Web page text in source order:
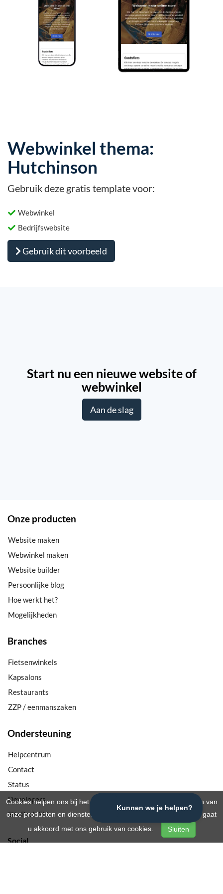
Webwinkel thema:
Hutchinson
Gebruik deze gratis template voor:
Webwinkel
Bedrijfswebsite
Gebruik dit voorbeeld
Start nu een nieuwe website of
webwinkel
Aan de slag
Onze producten
Website maken
Webwinkel maken
Website builder
Persoonlijke blog
Hoe werkt het?
Mogelijkheden
Branches
Fietsenwinkels
Kapsalons
Restaurants
ZZP / eenmanszaken
Ondersteuning
Helpcentrum
Contact
Status
Developers
SitePack EU
Social
Cookies helpen ons bij het leveren, beschermen en verbeteren van
onze producten en diensten. Door onze website te gebruiken, gaat
u akkoord met ons gebruik van cookies.
Sluiten